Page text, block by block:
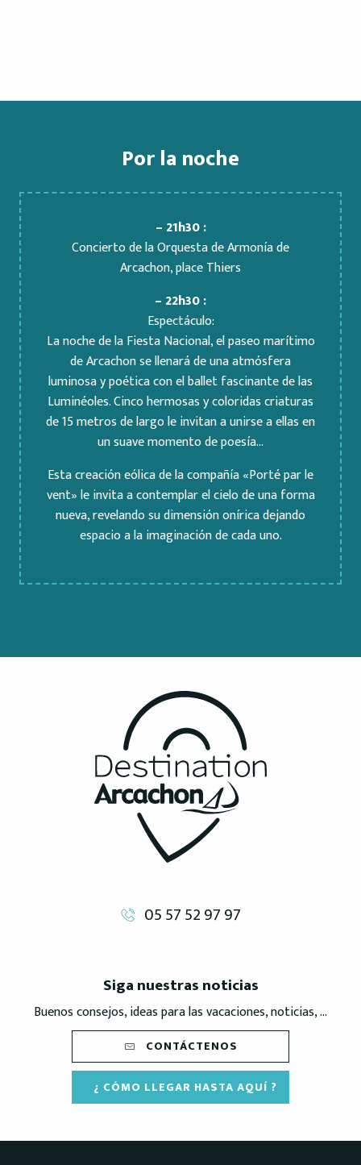
Por la noche
– 21h30 :
Concierto de la Orquesta de Armonía de
Arcachon, place Thiers
– 22h30 :
Espectáculo:
La noche de la Fiesta Nacional, el paseo marítimo
de Arcachon se llenará de una atmósfera
luminosa y poética con el ballet fascinante de las
Luminéoles. Cinco hermosas y coloridas criaturas
de 15 metros de largo le invitan a unirse a ellas en
un suave momento de poesía…
Esta creación eólica de la compañía «Porté par le
vent» le invita a contemplar el cielo de una forma
nueva, revelando su dimensión onírica dejando
espacio a la imaginación de cada uno.
05 57 52 97 97
Siga nuestras noticias
Buenos consejos, ideas para las vacaciones, noticias, ...
CONTÁCTENOS
¿ CÓMO LLEGAR HASTA AQUÍ ?